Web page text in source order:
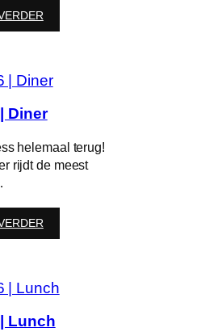
:
6
|
Diner
Diner
helemaal terug!
rijdt de meest
:
7
|
Diner
Lunch